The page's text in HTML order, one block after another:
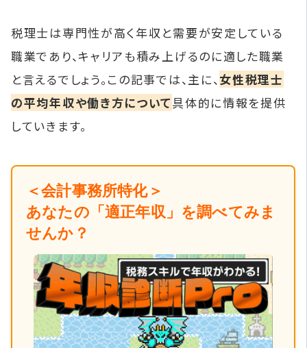
税理士は専門性が高く年収と需要が安定している
職業であり、キャリアも積み上げるのに適した職業
と言えるでしょう。この記事では、主に、 女性税理士
の平均年収や働き方について具体的に情報を提供
していきます。
＜会計事務所特化＞
あなたの「適正年収」を調べてみま
せんか？